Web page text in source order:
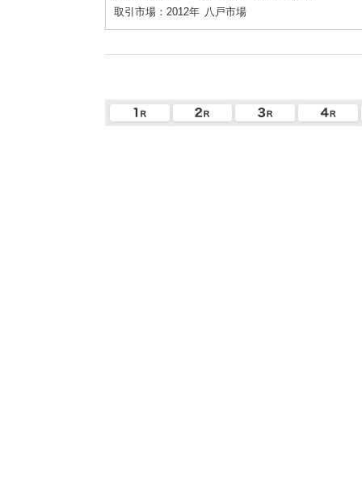
取引市場：2012年 八戸市場